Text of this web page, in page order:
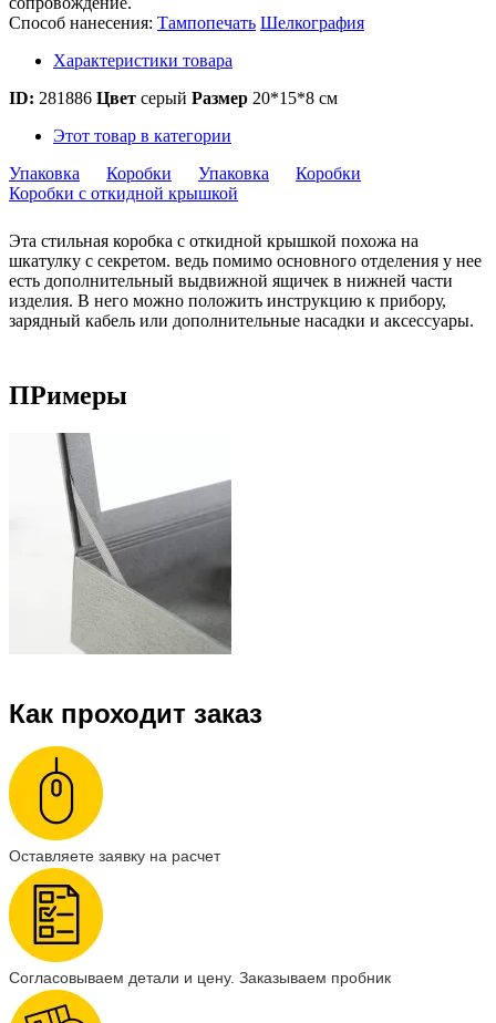
Способ нанесения: Тампопечать Шелкография
Характеристики товара
ID: 281886 Цвет серый Размер 20*15*8 см
Этот товар в категории
Упаковка
Коробки Упаковка
Коробки
Коробки с откидной крышкой
Эта стильная коробка с откидной крышкой похожа на
шкатулку с секретом. ведь помимо основного отделения у нее
есть дополнительный выдвижной ящичек в нижней части
изделия. В него можно положить инструкцию к прибору,
зарядный кабель или дополнительные насадки и аксессуары.
ПРимеры
Как проходит заказ
Оставляете заявку на расчет
Согласовываем детали и цену. Заказываем пробник